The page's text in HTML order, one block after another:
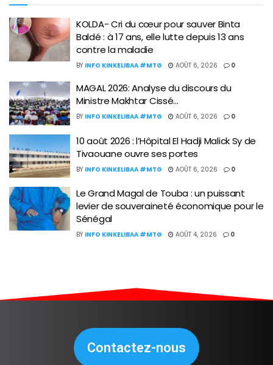
KOLDA- Cri du cœur pour sauver Binta
Baldé : à 17 ans, elle lutte depuis 13 ans
contre la maladie
BY INFO KINKELIBAA #MTG AOÛT 6, 2026 0
MAGAL 2026: Analyse du discours du
Ministre Makhtar Cissé…
BY INFO KINKELIBAA #MTG AOÛT 6, 2026 0
10 août 2026 : l’Hôpital El Hadji Malick Sy de
Tivaouane ouvre ses portes
BY INFO KINKELIBAA #MTG AOÛT 6, 2026 0
Le Grand Magal de Touba : un puissant
levier de souveraineté économique pour le
Sénégal
BY INFO KINKELIBAA #MTG AOÛT 4, 2026 0
Contactez-nous